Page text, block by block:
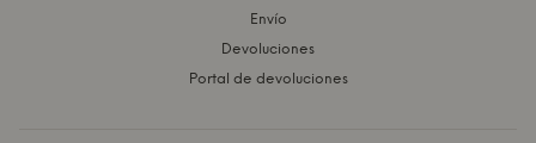
Envío
Devoluciones
Portal de devoluciones